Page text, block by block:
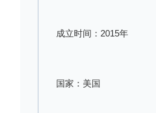
成立时间：2015年
国家：美国